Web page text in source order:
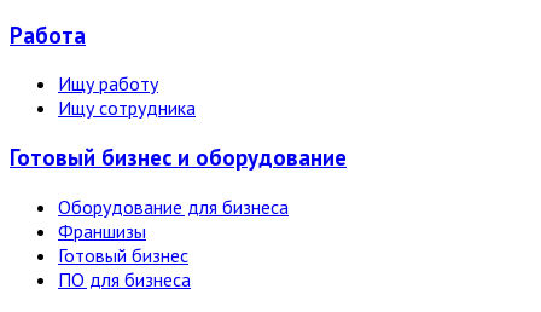
Работа
Ищу работу
Ищу сотрудника
Готовый бизнес и оборудование
Оборудование для бизнеса
Франшизы
Готовый бизнес
ПО для бизнеса